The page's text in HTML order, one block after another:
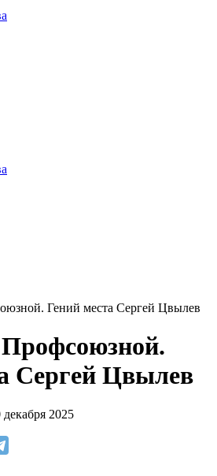
Гений места Сергей Цвылев
Сергей Цвылев
2025